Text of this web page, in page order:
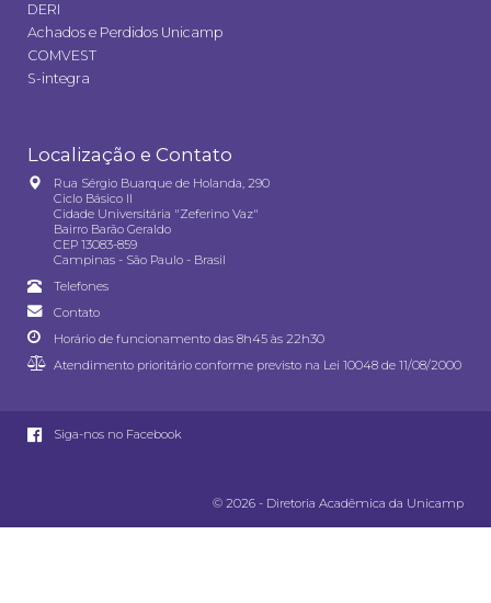
DERI
Achados e Perdidos Unicamp
COMVEST
S-integra
Localização e Contato
Rua Sérgio Buarque de Holanda, 290
Ciclo Básico II
Cidade Universitária "Zeferino Vaz"
Bairro Barão Geraldo
CEP 13083-859
Campinas - São Paulo - Brasil
Telefones
Contato
Horário de funcionamento das 8h45 às 22h30
Atendimento prioritário conforme previsto na Lei 10048 de 11/08/2000
Siga-nos no Facebook
© 2026 - Diretoria Acadêmica da Unicamp